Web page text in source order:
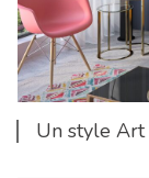
Un style